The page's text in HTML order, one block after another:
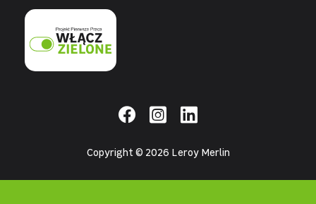
Copyright © 2026 Leroy Merlin